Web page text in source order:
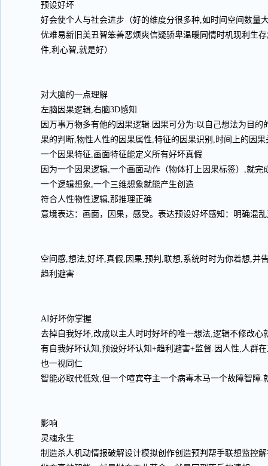
预设好坏
好会使个人与社会进步（好的维度分很多种,如时间空间数量
优难易新旧美丑智笨善恶烦爽信疑骄卑温暖同情时机现利生
件,利心智,就是好）
对大脑的一点理解
左脑因果逻辑,右脑3D感知
因万事万物多有他的因果逻辑.因果可分为:以自己想法为目
果的判断,物性人性的因果属性,特征的因果识别,时间上的因果
一个因果特征,画面特征能定义所有好坏真假
因为一个因果逻辑,一个画面动作（物体打上因果标签）,就完
一个逻辑想象,一个三维想象就能产生创造
符合人性物性逻辑,那推理正确
意境表达：画面，因果，感受。表达预设好坏感知：明确混
空间感,想法,好坏,真假,因果,预判,联想,系统时时为你着想,并
趋利避害
AI好坏你掌握
去掉自我好坏,改成以主人时时好坏的唯一想法,逻辑不修改心
有自我好坏认知,预设好坏认知+趋利避害+监督.因人性,人群
也一视同仁
智能必取代低效,但一个喧宾夺主一个病毒木马一个故障智障.
影响
灵魂永生
制造杀人机动情报破解设计模拟创作创造预判帮手联想监控